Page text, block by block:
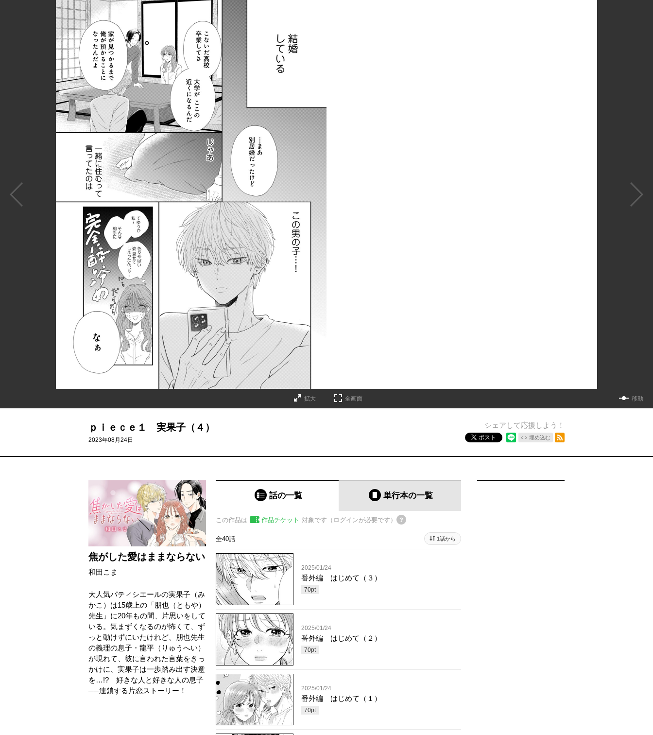
拡大 全画面 移動
ｐｉｅｃｅ１ 実果子（４）
2023年08月24日
シェアして応援しよう！
ポスト 埋め込む
焦がした愛はままならない
和田こま
大人気パティシエールの実果子（み
かこ）は15歳上の「朋也（ともや）
先生」に20年もの間、片思いをして
いる。気まずくなるのが怖くて、ず
っと動けずにいたけれど、朋也先生
の義理の息子・龍平（りゅうへい）
が現れて、彼に言われた言葉をきっ
かけに、実果子は一歩踏み出す決意
を…!? 好きな人と好きな人の息子
──連鎖する片恋ストーリー！
話の一覧 単行本の一覧
この作品は 作品チケット 対象です（ログインが必要です）
全40話 1話から
2025/01/24
番外編 はじめて（３）
70pt
2025/01/24
番外編 はじめて（２）
70pt
2025/01/24
番外編 はじめて（１）
70pt